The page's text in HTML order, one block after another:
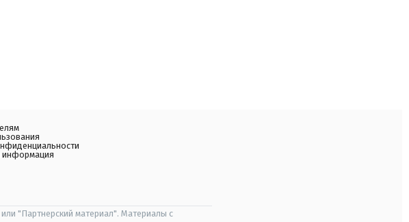
информация
"Партнерский материал". Материалы с